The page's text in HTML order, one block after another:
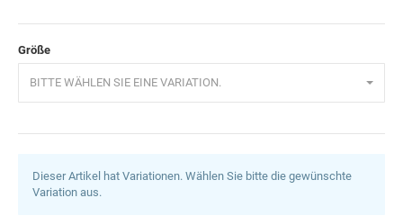
Größe
BITTE WÄHLEN SIE EINE VARIATION.
Dieser Artikel hat Variationen. Wählen Sie bitte die gewünschte
Variation aus.